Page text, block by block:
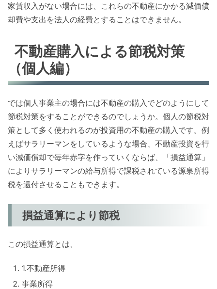
家賃収入がない場合には、これらの不動産にかかる減価償
却費や支出を法人の経費とすることはできません。
不動産購入による節税対策
（個人編）
では個人事業主の場合には不動産の購入でどのようにして
節税対策をすることができるのでしょうか。個人の節税対
策として多く使われるのが投資用の不動産の購入です。例
えばサラリーマンをしているような場合、不動産投資を行
い減価償却で毎年赤字を作っていくならば、「損益通算」
によりサラリーマンの給与所得で課税されている源泉所得
税を還付させることもできます。
損益通算により節税
この損益通算とは、
1.不動産所得
事業所得